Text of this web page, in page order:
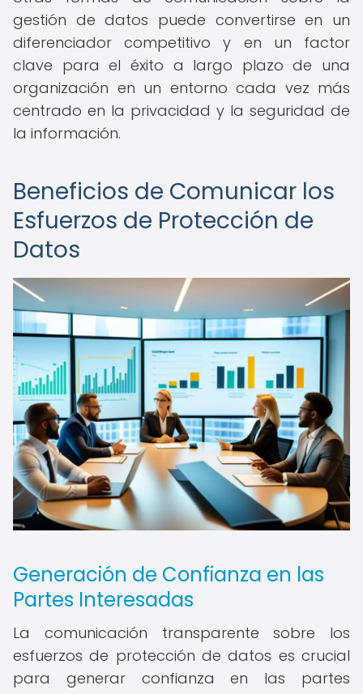
gestión de datos puede convertirse en un
diferenciador competitivo y en un factor
clave para el éxito a largo plazo de una
organización en un entorno cada vez más
centrado en la privacidad y la seguridad de
la información.
Beneficios de Comunicar los
Esfuerzos de Protección de
Datos
Generación de Confianza en las
Partes Interesadas
La comunicación transparente sobre los
esfuerzos de protección de datos es crucial
para generar confianza en las partes